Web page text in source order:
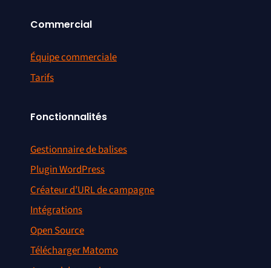
Commercial
Équipe commerciale
Tarifs
Fonctionnalités
Gestionnaire de balises
Plugin WordPress
Créateur d’URL de campagne
Intégrations
Open Source
Télécharger Matomo